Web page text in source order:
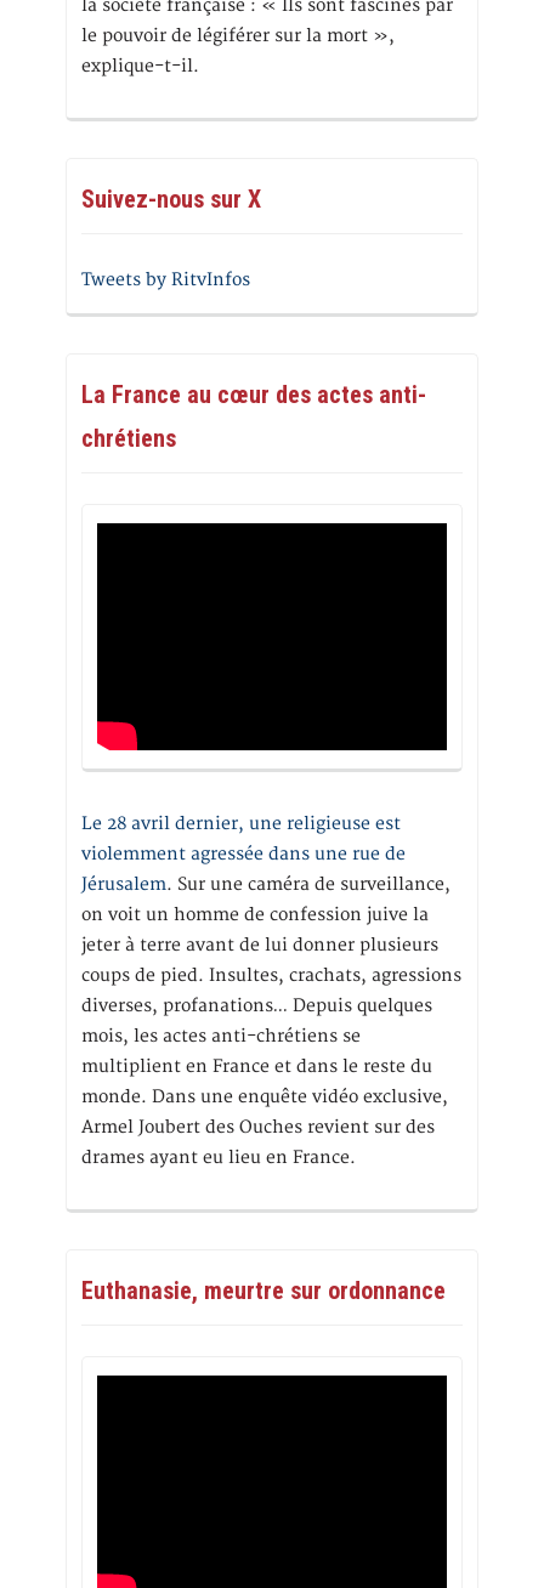
la société française : « Ils sont fascinés par
le pouvoir de légiférer sur la mort »,
explique-t-il.
Suivez-nous sur X
Tweets by RitvInfos
La France au cœur des actes anti-
chrétiens
Le 28 avril dernier, une religieuse est
violemment agressée dans une rue de
Jérusalem. Sur une caméra de surveillance,
on voit un homme de confession juive la
jeter à terre avant de lui donner plusieurs
coups de pied. Insultes, crachats, agressions
diverses, profanations… Depuis quelques
mois, les actes anti-chrétiens se
multiplient en France et dans le reste du
monde. Dans une enquête vidéo exclusive,
Armel Joubert des Ouches revient sur des
drames ayant eu lieu en France.
Euthanasie, meurtre sur ordonnance